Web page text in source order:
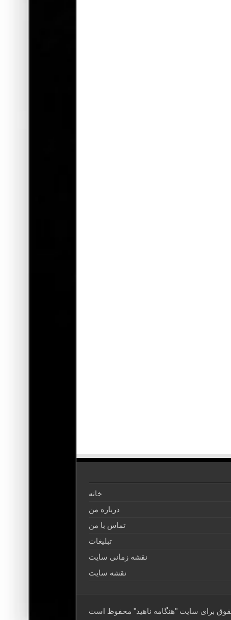
خانه
درباره من
تماس با من
تبلیغات
نقشه زمانی سایت
نقشه سایت